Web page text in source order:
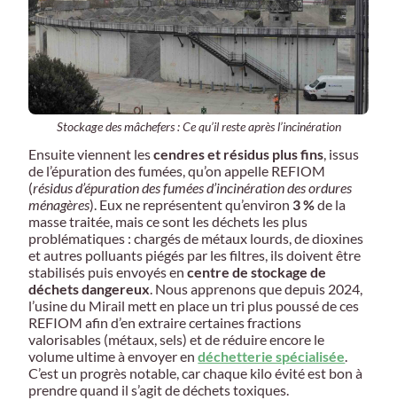
Stockage des mâchefers : Ce qu’il reste après l’incinération
Ensuite viennent lescendres et résidus plus fins, issus
de l’épuration des fumées, qu’on appelle REFIOM
(résidus d’épuration des fumées d’incinération des ordures
ménagères). Eux ne représentent qu’environ 3 %de la
masse traitée, mais ce sont les déchets les plus
problématiques : chargés de métaux lourds, de dioxines
et autres polluants piégés par les filtres, ils doivent être
stabilisés puis envoyés encentre de stockage de
déchets dangereux. Nous apprenons que depuis 2024,
l’usine du Mirail mett en place un tri plus poussé de ces
REFIOM afin d’en extraire certaines fractions
valorisables (métaux, sels) et de réduire encore le
volume ultime à envoyer endéchetterie spécialisée.
C’est un progrès notable, car chaque kilo évité est bon à
prendre quand il s’agit de déchets toxiques.